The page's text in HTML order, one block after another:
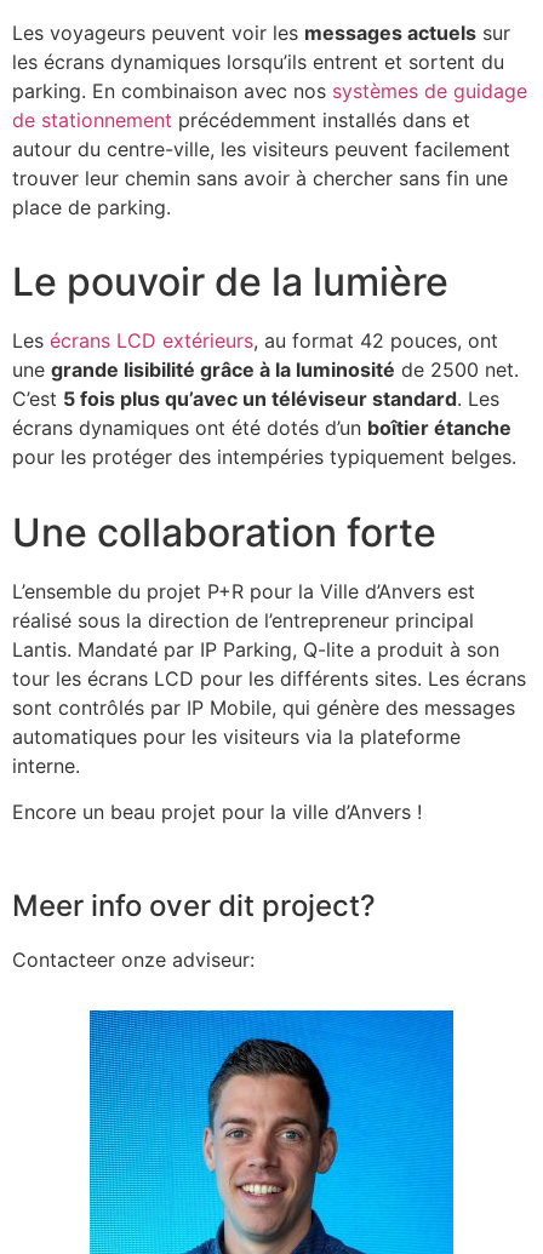
Les voyageurs peuvent voir les messages actuels sur
les écrans dynamiques lorsqu’ils entrent et sortent du
parking. En combinaison avec nos systèmes de guidage
de stationnement précédemment installés dans et
autour du centre-ville, les visiteurs peuvent facilement
trouver leur chemin sans avoir à chercher sans fin une
place de parking.
Le pouvoir de la lumière
Les écrans LCD extérieurs, au format 42 pouces, ont
une grande lisibilité grâce à la luminosité de 2500 net.
C’est 5 fois plus qu’avec un téléviseur standard. Les
écrans dynamiques ont été dotés d’un boîtier étanche
pour les protéger des intempéries typiquement belges.
Une collaboration forte
L’ensemble du projet P+R pour la Ville d’Anvers est
réalisé sous la direction de l’entrepreneur principal
Lantis. Mandaté par IP Parking, Q-lite a produit à son
tour les écrans LCD pour les différents sites. Les écrans
sont contrôlés par IP Mobile, qui génère des messages
automatiques pour les visiteurs via la plateforme
interne.
Encore un beau projet pour la ville d’Anvers !
Meer info over dit project?
Contacteer onze adviseur: